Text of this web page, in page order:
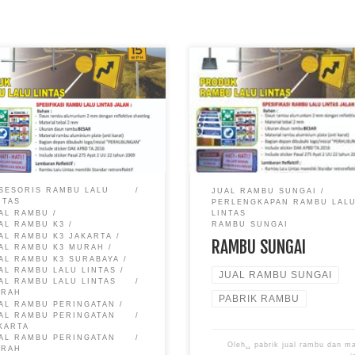
larangan, Pabrik Jual Rambu
Pabrik Jual Rambu,
Rambu, Jual Rambu, Jual
Jakarta Timur Rambu
Penegakan Aturan untuk
Keamanan dan
Lalu Lintas Rambu
sistem transportasi
tertib dan aman, keberadaan
lalu lintas memiliki peran
sangat vital. […]
RAMBU LALU
RAMBU
RAMBU K3
RAMBU K3 JAKARTA
RAMBU K3 MURAH
RAMBU K3 SURABAYA
RAMBU LALU LINTAS
RAMBU LALU LINTAS
RAMBU PERINGATAN
RAMBU PERINGATAN
RAMBU PERINGATAN
RAMBU SUNGAI JUAL
PABRIK CAT MARKA Klien
tersebar di seluruh Indonesia
2010 langsung saja untuk info
harga dan pemesanan dapat
menghubungi kontak kami di
ini : Mobile Jakarta Sofie
962 Surabaya Herdi 0811-
776
JUAL RAMBU SUNGAI
PERLENGKAPAN RAMBU LALU
LINTAS
RAMBU SUNGAI
RAMBU SUNGAI
JUAL RAMBU SUNGAI
PABRIK RAMBU
Oleh␣ pabrik jual rambu dan